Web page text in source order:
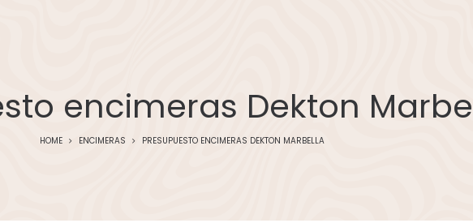
encimeras Dekton
HOME ENCIMERAS PRESUPUESTO ENCIMERAS DEKTON MARBELLA